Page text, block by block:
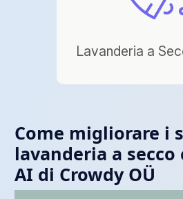
Lavanderia a
Come migliorare i
lavanderia a
AI di Crowdy OÜ